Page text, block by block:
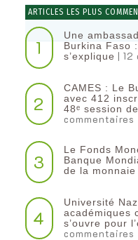
ARTICLES LES PLUS
1
Une
Burkina Faso
s’explique |
2
CAMES : Le
avec 412
48ᵉ session
commentaires
3
Le Fonds
Banque
de la monnaie
4
Université
académiques
s’ouvre pour
commentaires